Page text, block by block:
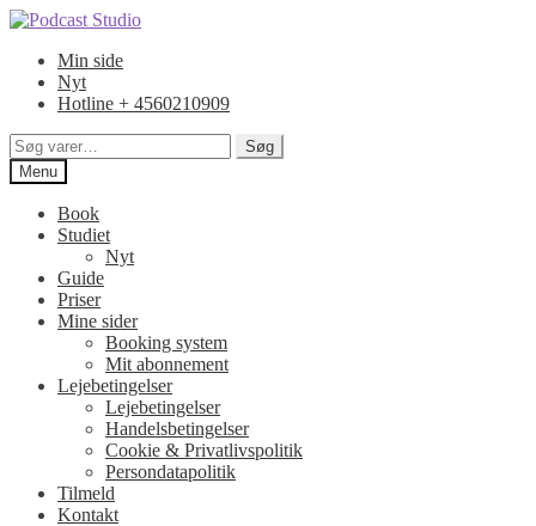
Spring
navigation
Spring
indholdMin side
Nyt
Hotline + 4560210909
Søg
efter:
Søg
Menu
Book
Studiet
Nyt
Guide
Priser
Mine sider
Booking system
Mit abonnement
Lejebetingelser
Lejebetingelser
Handelsbetingelser
Cookie & Privatlivspolitik
Persondatapolitik
Tilmeld
Kontakt